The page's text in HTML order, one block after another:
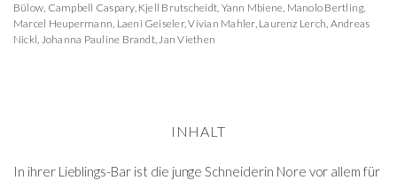
Bülow, Campbell Caspary, Kjell Brutscheidt, Yann Mbiene, Manolo Bertling,
Marcel Heupermann, Laeni Geiseler,Vivian Mahler, Laurenz Lerch, Andreas
Nickl, Johanna Pauline Brandt,Jan Viethen
INHALT
In ihrer Lieblings-Bar ist die junge Schneiderin Nore vor allem für